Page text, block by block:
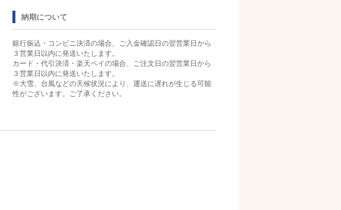
納期について
銀行振込・コンビニ決済の場合、ご入金確認日の翌営業日から
３営業日以内に発送いたします。
カード・代引決済・楽天ペイの場合、ご注文日の翌営業日から
３営業日以内に発送いたします。
※大雪、台風などの天候状況により、運送に遅れが生じる可能
性がございます。ご了承ください。